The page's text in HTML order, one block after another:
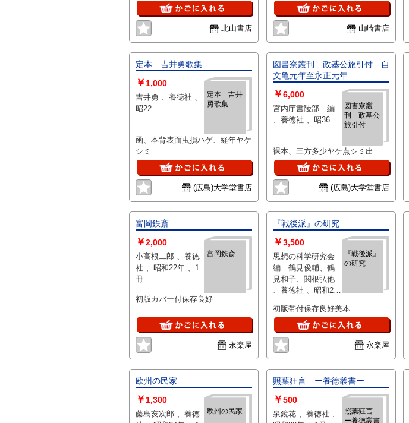
北山書店 山崎書店
定本 吉井勇歌集
定本 吉井
勇歌集
￥1,000
吉井勇 、養徳社 、
昭22
函、本背表面虫損ハゲ、経年ヤケ
シミ
(広島)大学堂書店
図書寮叢刊 政基公旅引付 自
文亀元年至永正元年
図書寮叢
刊 政基公
旅引付 自
永正元年
￥6,000
宮内庁書陵部 編
、養徳社 、昭36
裸本、三方多少ヤケ点シミ出
(広島)大学堂書店
富岡鉄斎
富岡鉄斎
￥2,000
小高根二郎 、養徳
社 、昭和22年 、1
冊
初版カバー付保存良好
永楽屋
『戦後派』の研究
『戦後派』
の研究
￥3,500
思想の科学研究会
編 鶴見俊輔、鶴
見和子、関根弘他
、養徳社 、昭和26
初版帯付保存良好美本
永楽屋
欧州の民家
欧州の民家
￥ 1,300
藤島亥次郎 、養徳
照葉狂言 ー養徳叢書ー
照葉狂言
ー養徳叢書
￥500
泉鏡花 、養徳社 、